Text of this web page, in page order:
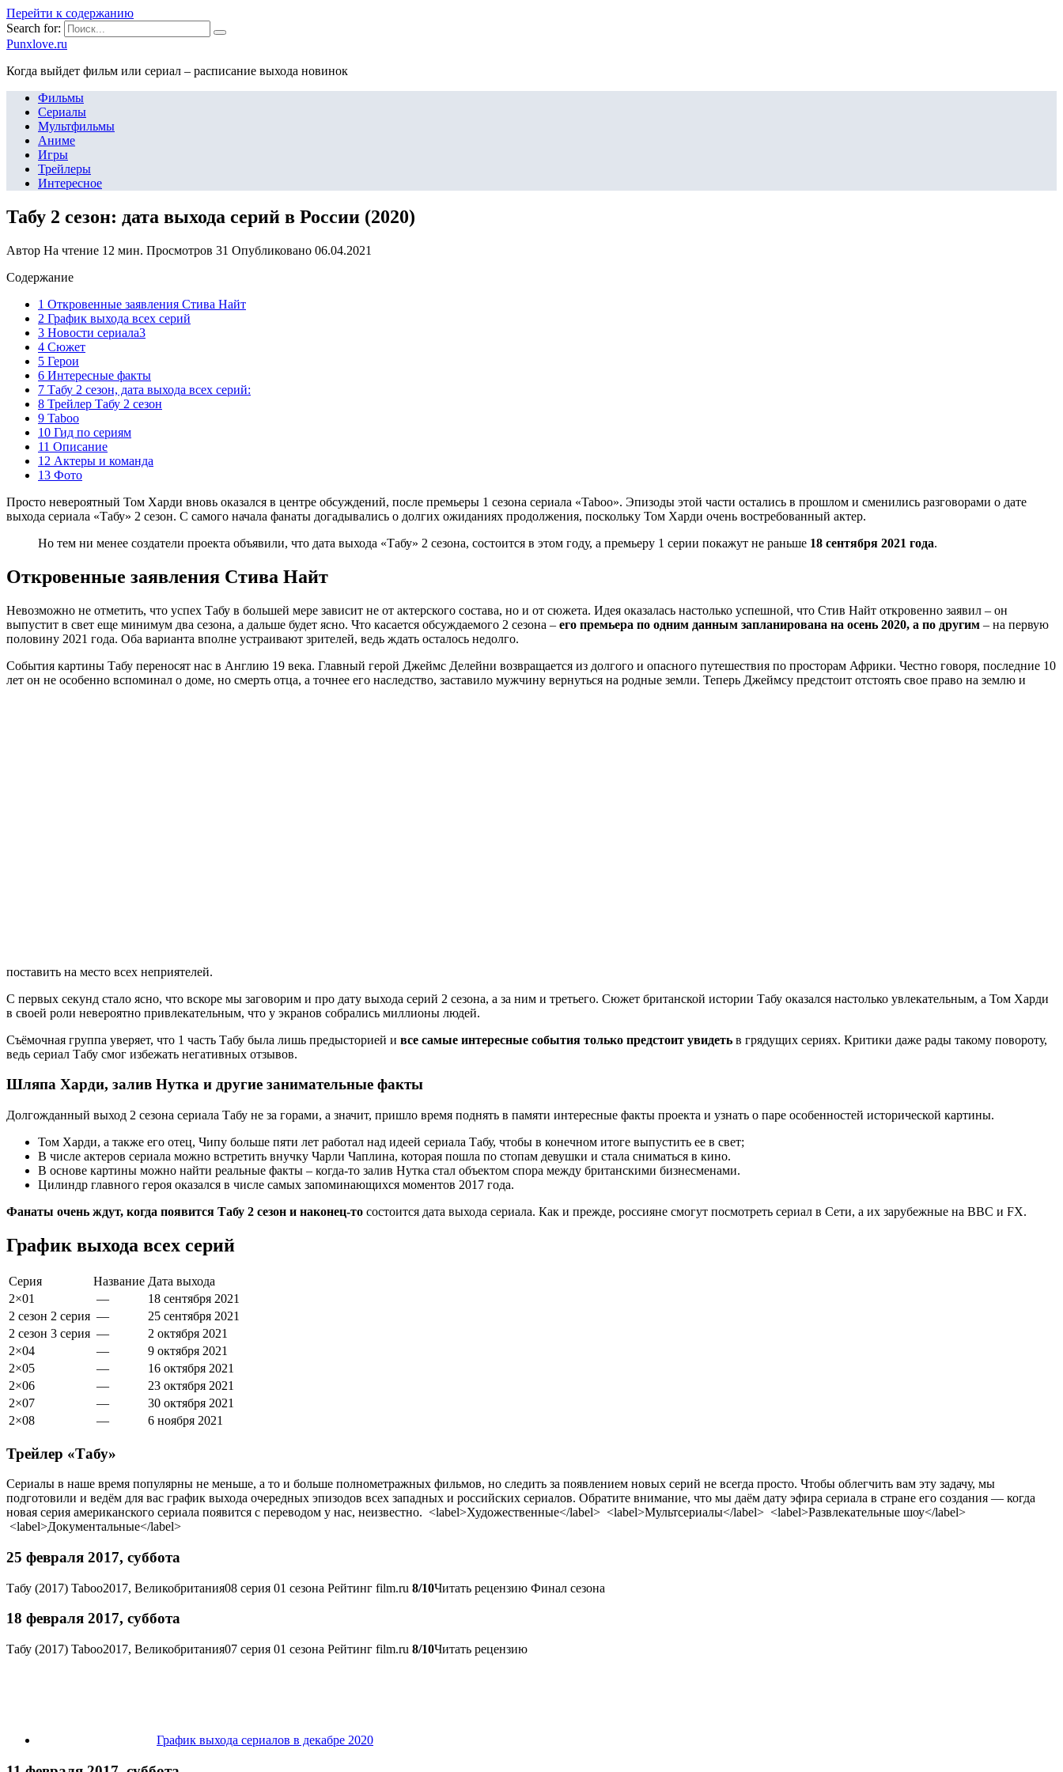
Перейти к содержанию
Search for:
Punxlove.ru
Когда выйдет фильм или сериал – расписание выхода новинок
Фильмы
Сериалы
Мультфильмы
Аниме
Игры
Трейлеры
Интересное
Табу 2 сезон: дата выхода серий в России (2020)
Автор На чтение 12 мин. Просмотров 31 Опубликовано 06.04.2021
Содержание
1 Откровенные заявления Стива Найт
2 График выхода всех серий
3 Новости сериала3
4 Сюжет
5 Герои
6 Интересные факты
7 Табу 2 сезон, дата выхода всех серий:
8 Трейлер Табу 2 сезон
9 Taboo
10 Гид по сериям
11 Описание
12 Актеры и команда
13 Фото
Просто невероятный Том Харди вновь оказался в центре обсуждений, после премьеры 1 сезона сериала «Taboo». Эпизоды этой части остались в прошлом и сменились разговорами о дате
выхода сериала «Табу» 2 сезон. С самого начала фанаты догадывались о долгих ожиданиях продолжения, поскольку Том Харди очень востребованный актер.
Но тем ни менее создатели проекта объявили, что дата выхода «Табу» 2 сезона, состоится в этом году, а премьеру 1 серии покажут не раньше 18 сентября 2021 года.
Откровенные заявления Стива Найт
Невозможно не отметить, что успех Табу в большей мере зависит не от актерского состава, но и от сюжета. Идея оказалась настолько успешной, что Стив Найт откровенно заявил – он
выпустит в свет еще минимум два сезона, а дальше будет ясно. Что касается обсуждаемого 2 сезона – его премьера по одним данным запланирована на осень 2020, а по другим – на первую
половину 2021 года. Оба варианта вполне устраивают зрителей, ведь ждать осталось недолго.
События картины Табу переносят нас в Англию 19 века. Главный герой Джеймс Делейни возвращается из долгого и опасного путешествия по просторам Африки. Честно говоря, последние 10
лет он не особенно вспоминал о доме, но смерть отца, а точнее его наследство, заставило мужчину вернуться на родные земли. Теперь Джеймсу предстоит отстоять свое право на землю и
поставить на место всех неприятелей.
С первых секунд стало ясно, что вскоре мы заговорим и про дату выхода серий 2 сезона, а за ним и третьего. Сюжет британской истории Табу оказался настолько увлекательным, а Том Харди
в своей роли невероятно привлекательным, что у экранов собрались миллионы людей.
Съёмочная группа уверяет, что 1 часть Табу была лишь предысторией и все самые интересные события только предстоит увидеть в грядущих сериях. Критики даже рады такому повороту,
ведь сериал Табу смог избежать негативных отзывов.
Шляпа Харди, залив Нутка и другие занимательные факты
Долгожданный выход 2 сезона сериала Табу не за горами, а значит, пришло время поднять в памяти интересные факты проекта и узнать о паре особенностей исторической картины.
Том Харди, а также его отец, Чипу больше пяти лет работал над идеей сериала Табу, чтобы в конечном итоге выпустить ее в свет;
В числе актеров сериала можно встретить внучку Чарли Чаплина, которая пошла по стопам девушки и стала сниматься в кино.
В основе картины можно найти реальные факты – когда-то залив Нутка стал объектом спора между британскими бизнесменами.
Цилиндр главного героя оказался в числе самых запоминающихся моментов 2017 года.
Фанаты очень ждут, когда появится Табу 2 сезон и наконец-то состоится дата выхода сериала. Как и прежде, россияне смогут посмотреть сериал в Сети, а их зарубежные на BBC и FX.
График выхода всех серий
Серия Название Дата выхода
2×01
— 18 сентября 2021
2 сезон 2 серия — 25 сентября 2021
2 сезон 3 серия — 2 октября 2021
2×04
— 9 октября 2021
2×05
— 16 октября 2021
2×06
— 23 октября 2021
2×07
— 30 октября 2021
2×08
— 6 ноября 2021
Трейлер «Табу»
Сериалы в наше время популярны не меньше, а то и больше полнометражных фильмов, но следить за появлением новых серий не всегда просто. Чтобы облегчить вам эту задачу, мы
подготовили и ведём для вас график выхода очередных эпизодов всех западных и российских сериалов. Обратите внимание, что мы даём дату эфира сериала в стране его создания — когда
новая серия американского сериала появится с переводом у нас, неизвестно. <label>Художественные</label> <label>Мультсериалы</label> <label>Развлекательные шоу</label>
<label>Документальные</label>
25 февраля 2017, суббота
Табу (2017) Taboo2017, Великобритания08 серия 01 сезона Рейтинг film.ru 8/10Читать рецензию Финал сезона
18 февраля 2017, суббота
Табу (2017) Taboo2017, Великобритания07 серия 01 сезона Рейтинг film.ru 8/10Читать рецензию
График выхода сериалов в декабре 2020